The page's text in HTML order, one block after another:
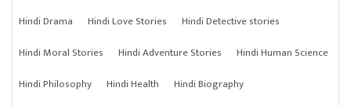
Hindi Drama
Hindi Love Stories
Hindi Detective stories
Hindi Moral Stories
Hindi Adventure Stories
Hindi Human Science
Hindi Philosophy
Hindi Health
Hindi Biography